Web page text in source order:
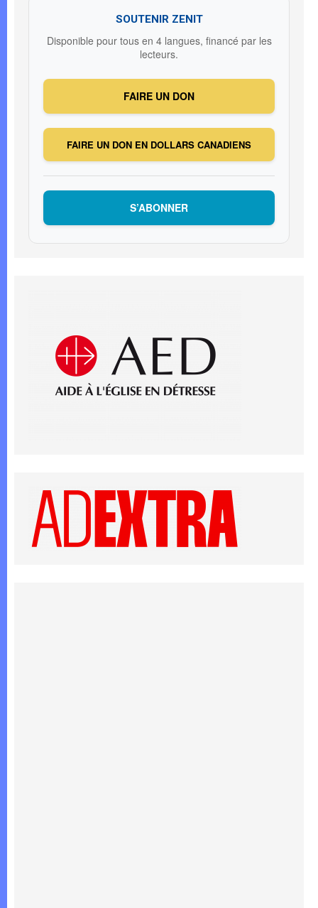
SOUTENIR ZENIT
Disponible pour tous en 4 langues, financé par les
lecteurs.
FAIRE UN DON
FAIRE UN DON EN DOLLARS CANADIENS
S’ABONNER